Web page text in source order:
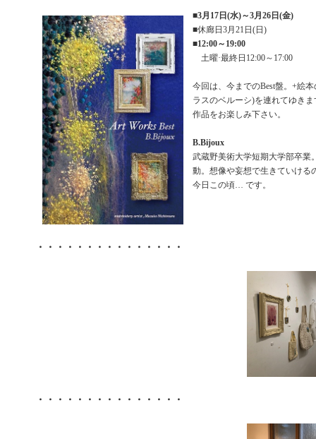
■3月17日(水)～3月26日(金)
■休廊日3月21日(日)
■12:00～19:00
土曜·最終日12:00～17:00
今回は、今までのBest盤。+絵
ラスのベルーシ)を連れてゆき
作品をお楽しみ下さい。
B.Bijoux
武蔵野美術大学短期大学部卒業
動。想像や妄想で生きていける
今日この頃… です。
・・・・・・・・・・・・・・・
・・・・・・・・・・・・・・・